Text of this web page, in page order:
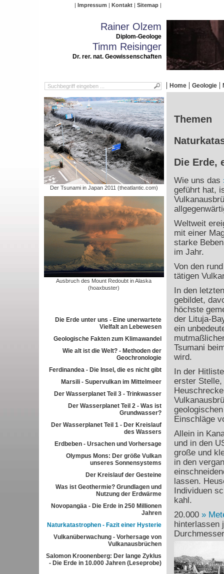
Impressum Kontakt Sitemap
Rainer Olzem
Diplom-Geologe
Timm Reisinger
Dr. rer. nat. Geowissenschaften
Home Geologie
Der Tsunami in Japan 2011 (theatlantic.com)
Ausbruch des Mount Redoubt in Alaska
(hoaxbuster)
Die Erde unter uns - Eine unerwartete
Vielfalt an Lebewesen
Geologische Fakten zum Klimawandel
Wie alt ist die Welt? - Methoden der
Geochronologie
Ferdinandea - Die Insel, die es nicht gibt
Marsili - Supervulkan im Mittelmeer
Der Wasserplanet Teil 3 - Trinkwasser
Der Wasserplanet Teil 2 - Was ist
Grundwasser?
Der Wasserplanet Teil 1 - Der Kreislauf
des Wassers
Erdbeben - Ursachen und Vorhersage
Olympus Mons: Der größe Vulkan
unseres Sonnensystems
Der Kreislauf der Gesteine
Was ist Geothermie? Grundlagen und
Nutzung der Erdwärme
Novopangäa - Die Erde in 250 Millionen
Jahren
Naturkatastrophen - Fazit einer Hysterie
Vulkanüberwachung - Vorhersage von
Vulkanausbrüchen
Salomon Kroonenberg: Der lange Zyklus
- Die Erde in 10.000 Jahren (Leseprobe)
Themen
Die Erde,
Wie uns das
geführt hat,
Weltweit
mit einer
starke
im Jahr.
Von den
tätigen
In den
gebildet,
höchste
der Lituja-
ein
Tsumani
wird.
In der
erster Stelle,
Einschläge
Allein in
und in den
große und
in den
lassen.
Individuen
kahl.
20.000
hinterlassen